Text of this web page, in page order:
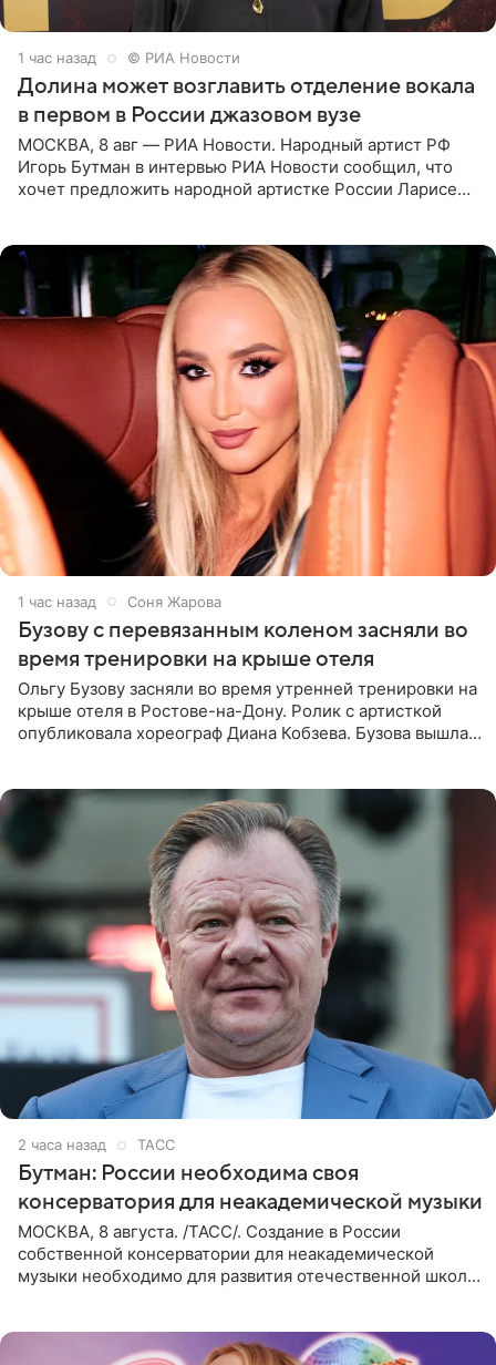
1 час назад © РИА Новости
Долина может возглавить отделение вокала
в первом в России джазовом вузе
МОСКВА, 8 авг — РИА Новости. Народный артист РФ
Игорь Бутман в интервью РИА Новости сообщил, что
хочет предложить народной артистке России Ларисе
1 час назад Соня Жарова
Бузову с перевязанным коленом засняли во
время тренировки на крыше отеля
Ольгу Бузову засняли во время утренней тренировки на
крыше отеля в Ростове-на-Дону. Ролик с артисткой
опубликовала хореограф Диана Кобзева. Бузова вышла
2 часа назад ТАСС
Бутман: России необходима своя
консерватория для неакадемической музыки
МОСКВА, 8 августа. /ТАСС/. Создание в России
собственной консерватории для неакадемической
музыки необходимо для развития отечественной школы